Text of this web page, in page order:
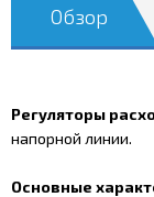
Обзор
Регуляторы
напорной линии.
Основные